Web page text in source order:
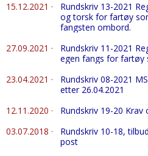
15.12.2021 ·
Rundskriv 13-2021
og torsk for fartøy
fangsten ombord.
27.09.2021 ·
Rundskriv 11-2021
egen fangs for fartøy
23.04.2021 ·
Rundskriv 08-2021
etter 26.04.2021
12.11.2020 ·
Rundskriv 19-20
03.07.2018 ·
Rundskriv 10-18,
post